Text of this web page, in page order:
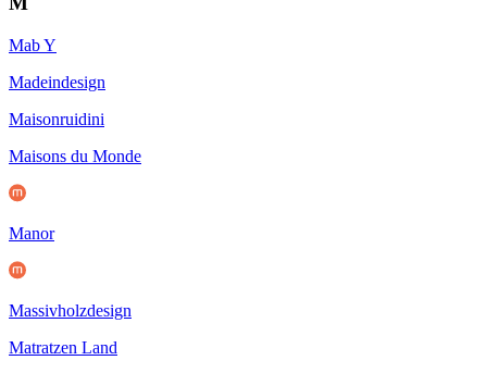
Mab Y
Madeindesign
Maisonruidini
Maisons du Monde
Manor
Massivholzdesign
Matratzen Land